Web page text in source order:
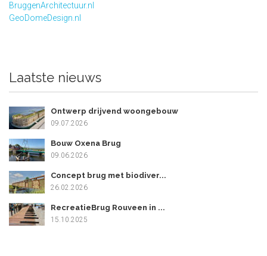
BruggenArchitectuur.nl
GeoDomeDesign.nl
Laatste nieuws
Ontwerp drijvend woongebouw
09.07.2026
Bouw Oxena Brug
09.06.2026
Concept brug met biodiver...
26.02.2026
RecreatieBrug Rouveen in ...
15.10.2025